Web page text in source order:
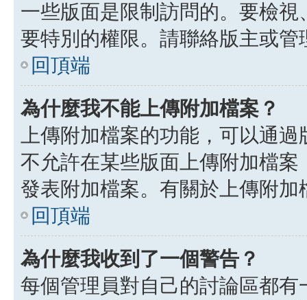
一些版面是限制訪問的。要檢
要特別的權限。請聯絡版主或管
回頂端
為什麼我不能上傳附加檔案？
上傳附加檔案的功能，可以通
不允許在某些版面上傳附加檔
發表附加檔案。有關於上傳附
回頂端
為什麼我收到了一個警告？
每個管理員對自己的討論區都